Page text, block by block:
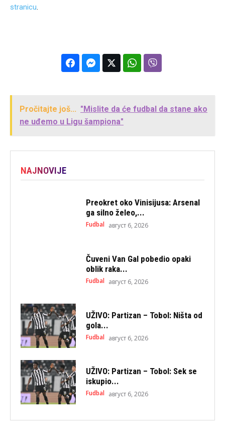
stranicu
Pročitajte još... "Mislite da će fudbal da stane ako
ne uđemo u Ligu šampiona"
NAJNOVIJE
Preokret oko Vinisijusa: Arsenal
ga silno želeo,...
Fudbal август 6, 2026
Čuveni Van Gal pobedio opaki
oblik raka...
Fudbal август 6, 2026
UŽIVO: Partizan – Tobol: Ništa od
gola...
Fudbal август 6, 2026
UŽIVO: Partizan – Tobol: Sek se
iskupio...
Fudbal август 6, 2026